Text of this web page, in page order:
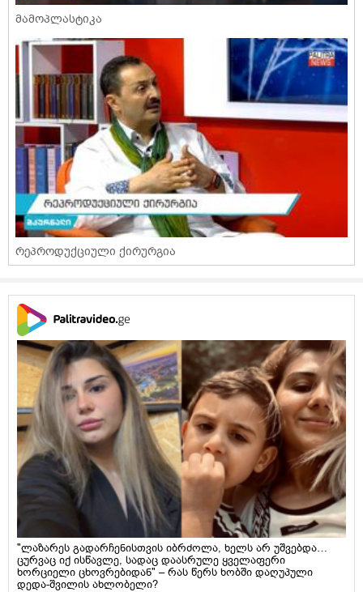
მამოპლასტიკა
რეპროდუქციული ქირურგია
"ლაზარეს გადარჩენისთვის იბრძოლა, ხელს არ უშვებდა…
ცურვაც იქ ისწავლე, სადაც დაასრულე ყველაფერი
ხორციელი ცხოვრებიდან" – რას წერს ხობში დაღუპული
დედა-შვილის ახლობელი?